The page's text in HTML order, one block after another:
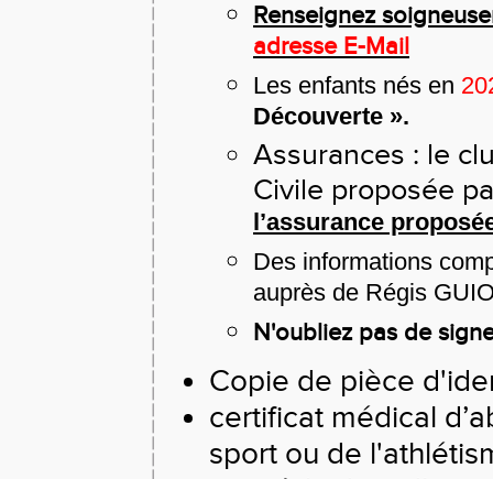
Renseignez
adresse E-Mail
Les enfants nés en
Découverte ».
Assurances : le
Civile proposée
l’assurance
Des informations
auprès de Régis
N'oubliez pas de
Copie de pièce
certificat médical
sport ou de